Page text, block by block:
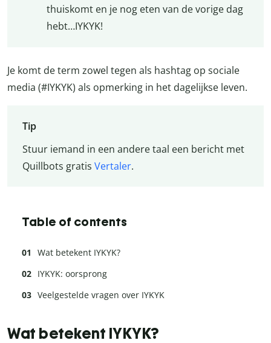
thuiskomt en je nog eten van de vorige dag
hebt…IYKYK!
Je komt de term zowel tegen als hashtag op sociale
media (#IYKYK) als opmerking in het dagelijkse leven.
Tip
Stuur iemand in een andere taal een bericht met
Quillbots gratis Vertaler.
Table of contents
Wat betekent IYKYK?
IYKYK: oorsprong
Veelgestelde vragen over IYKYK
Wat betekent IYKYK?